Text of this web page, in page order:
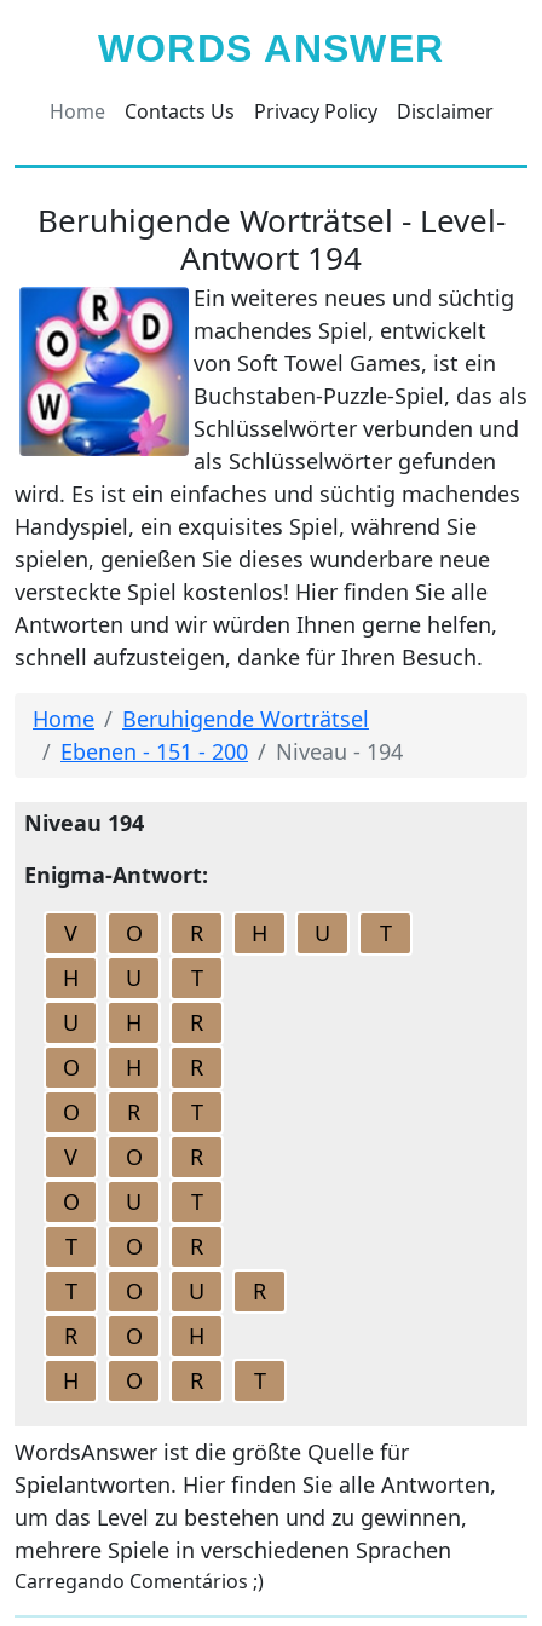
WORDS ANSWER
Home Contacts Us Privacy Policy Disclaimer
Beruhigende Worträtsel - Level-
Antwort 194
Ein weiteres neues und süchtig
machendes Spiel, entwickelt
von Soft Towel Games, ist ein
Buchstaben-Puzzle-Spiel, das als
Schlüsselwörter verbunden und
als Schlüsselwörter gefunden
wird. Es ist ein einfaches und süchtig machendes
Handyspiel, ein exquisites Spiel, während Sie
spielen, genießen Sie dieses wunderbare neue
versteckte Spiel kostenlos! Hier finden Sie alle
Antworten und wir würden Ihnen gerne helfen,
schnell aufzusteigen, danke für Ihren Besuch.
Home
Beruhigende Worträtsel
Ebenen - 151 - 200
Niveau - 194
Niveau 194
Enigma-Antwort:
V
O R H U
T
H
U
T
U
H
R
O
H
R
O
R
T
V
O
R
O
U
T
T
O
R
T
O U
R
R
O
H
H
O R T
WordsAnswer ist die größte Quelle für
Spielantworten. Hier finden Sie alle Antworten,
um das Level zu bestehen und zu gewinnen,
mehrere Spiele in verschiedenen Sprachen
Carregando Comentários ;)